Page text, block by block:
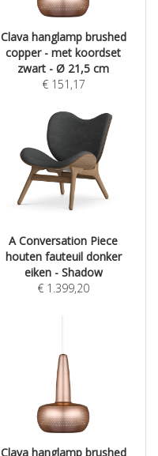
Clava hanglamp brushed
copper - met koordset
zwart - Ø 21,5 cm
€ 151,17
A Conversation Piece
houten fauteuil donker
eiken - Shadow
€ 1.399,20
Clava hanglamp brushed